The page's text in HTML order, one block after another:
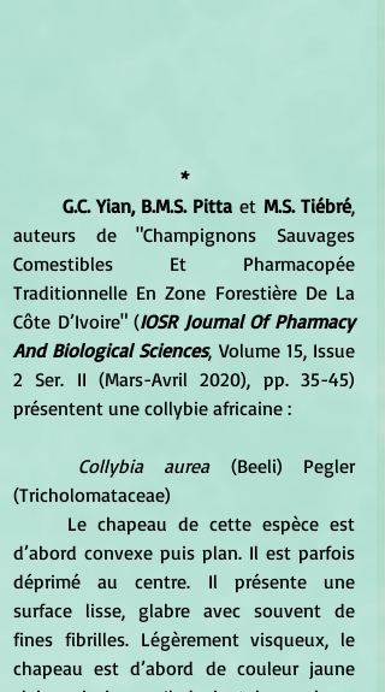
*
G.C. Yian, B.M.S. Pitta et M.S. Tiébré,
auteurs de "Champignons Sauvages
Comestibles Et Pharmacopée
Traditionnelle En Zone Forestière De La
Côte D’Ivoire" (IOSR Journal Of Pharmacy
And Biological Sciences, Volume 15, Issue
2 Ser. II (Mars-Avril 2020), pp. 35-45)
présentent une collybie africaine :
Collybia aurea (Beeli) Pegler
(Tricholomataceae)
d’abord convexe puis plan. Il est parfois
déprimé au centre. Il présente une
surface lisse, glabre avec souvent de
fines fibrilles. Légèrement visqueux, le
chapeau est d’abord de couleur jaune